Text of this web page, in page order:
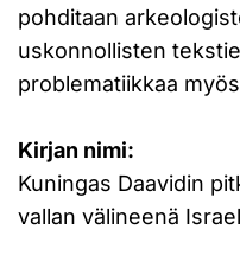
pohditaan
uskonnollisten
problematiikkaa
Kirjan nimi:
Kuningas Daavidin
vallan välineenä